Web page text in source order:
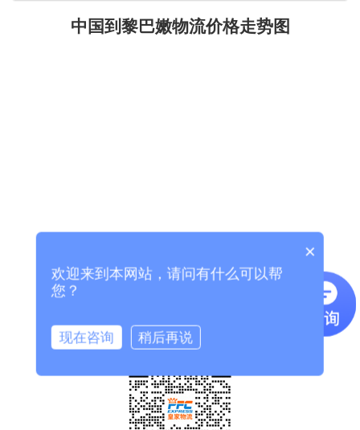
中国到黎巴嫩物流价格走势图
×
欢迎来到本网站，请问有什么可以帮
您？
现在咨询 稍后再说